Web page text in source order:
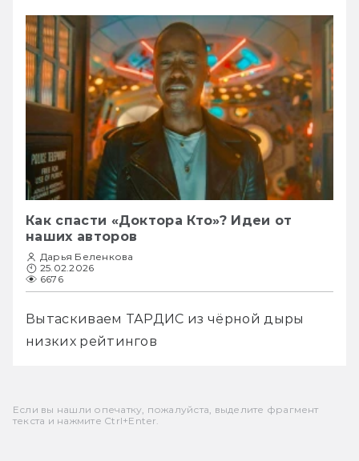
Как спасти «Доктора Кто»? Идеи от
наших авторов
Дарья Беленкова
25.02.2026
6676
Вытаскиваем ТАРДИС из чёрной дыры
низких рейтингов
Если вы нашли опечатку, пожалуйста, выделите фрагмент
текста и нажмите Ctrl+Enter.